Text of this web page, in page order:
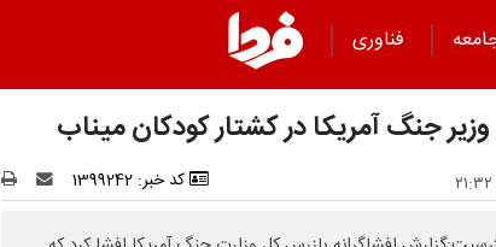
فناوری
جنگ آمریکا در کشتار کودکان میناب
کد خبر: 1399242